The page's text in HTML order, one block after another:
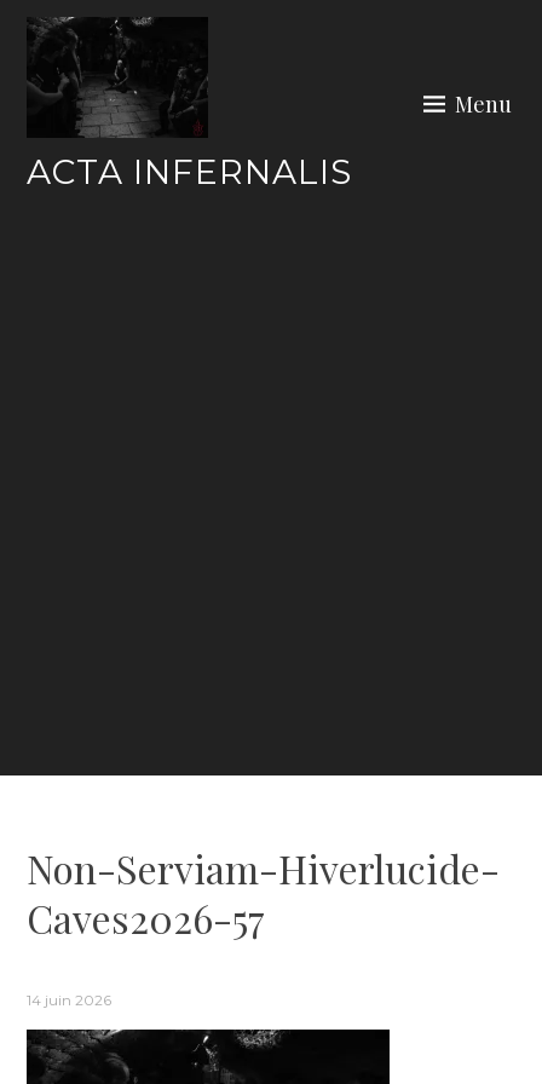
Skip
content
ACTA INFERNALIS
Menu
Non-Serviam-Hiverlucide-
Caves2026-57
14 juin 2026